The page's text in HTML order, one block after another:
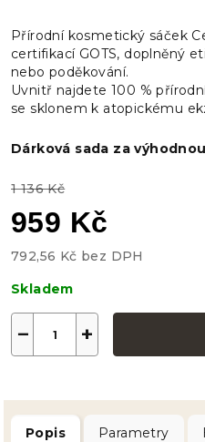
Přírodní kosmetický sáček
certifikací GOTS, doplněný
nebo poděkování.
Uvnitř najdete 100 %
se sklonem k atopickému
Dárková sada za
1 136 Kč
959 Kč
792,56 Kč bez DPH
cena:
Skladem
+
−
Popis Parametry